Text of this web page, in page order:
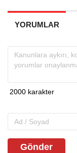
YORUMLAR
Gönder